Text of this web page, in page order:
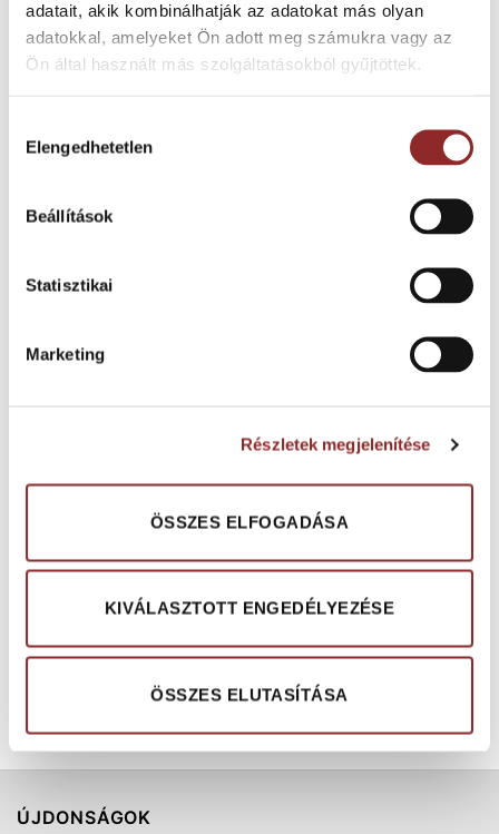
adatait, akik kombinálhatják az adatokat más olyan
adatokkal, amelyeket Ön adott meg számukra vagy az
Ön által használt más szolgáltatásokból gyűjtöttek.
kiválasztása
Elengedhetetlen
Beállítások
Statisztikai
Marketing
Részletek megjelenítése
ÖSSZES ELFOGADÁSA
KIVÁLASZTOTT ENGEDÉLYEZÉSE
ÖSSZES ELUTASÍTÁSA
A Forbo Onyx+ -ról röviden:
200 cm x 30 m tekercses burkolat
0,1 mm koptatóréteg
BflS1 tűzállósági minősítés
HOMOGÉN PVC BURKOLAT
Colorex Basic Plus moduláris,
PVC burkolat
AJÁNLATKÉRÉS
CSÚSZÁSMENTES PADLÓJELÖLÉS
ClearSafe R13 formára
AJÁNLATKÉRÉS
ÚJDONSÁGOK